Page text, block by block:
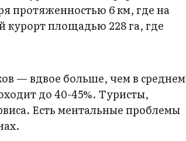
протяженностью 6 км, где на
курорт площадью 228 га, где
— вдвое больше, чем в среднем
до 40-45%. Туристы,
Есть ментальные проблемы